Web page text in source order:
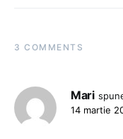
3 COMMENTS
Mari
14 martie